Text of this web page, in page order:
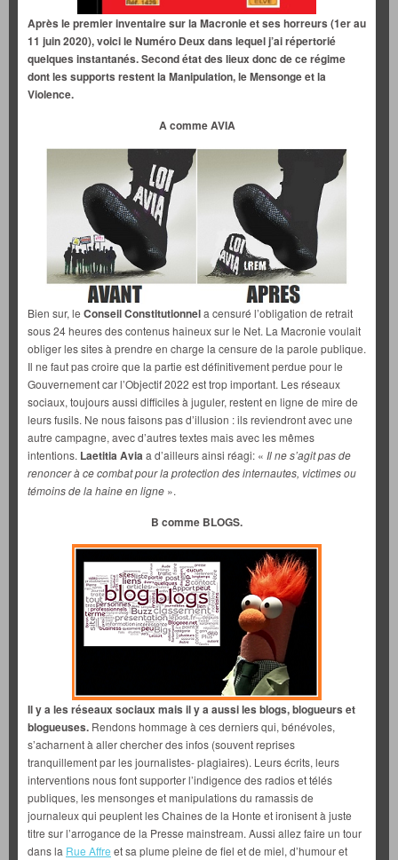
Après le premier inventaire sur la Macronie et ses horreurs (1er au
11 juin 2020), voici le Numéro Deux dans lequel j’ai répertorié
quelques instantanés. Second état des lieux donc de ce régime
dont les supports restent la Manipulation, le Mensonge et la
Violence.
A comme AVIA
Bien sur, le Conseil Constitutionnela censuré l’obligation de retrait
sous 24 heures des contenus haineux sur le Net. La Macronie voulait
obliger les sites à prendre en charge la censure de la parole publique.
Il ne faut pas croire que la partie est définitivement perdue pour le
Gouvernement car l’Objectif 2022 est trop important. Les réseaux
sociaux, toujours aussi difficiles à juguler, restent en ligne de mire de
leurs fusils. Ne nous faisons pas d’illusion : ils reviendront avec une
autre campagne, avec d’autres textes mais avec les mêmes
intentions. Laetitia Aviaa d’ailleurs ainsi réagi: « Il ne s’agit pas de
renoncer à ce combat pour la protection des internautes, victimes ou
témoins de la haine en ligne ».
B comme BLOGS.
Il y a les réseaux sociaux mais il y a aussi les blogs, blogueurs et
blogueuses. Rendons hommage à ces derniers qui, bénévoles,
s’acharnent à aller chercher des infos (souvent reprises
tranquillement par les journalistes- plagiaires). Leurs écrits, leurs
interventions nous font supporter l’indigence des radios et télés
publiques, les mensonges et manipulations du ramassis de
journaleux qui peuplent les Chaines de la Honte et ironisent à juste
titre sur l’arrogance de la Presse mainstream. Aussi allez faire un tour
dans la Rue Affre et sa plume pleine de fiel et de miel, d’humour et